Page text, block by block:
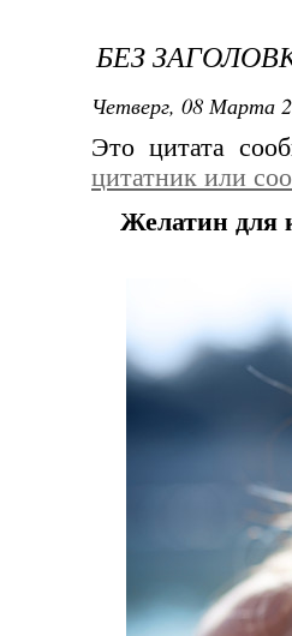
БЕЗ
Четверг, 08 Марта
Это цитата
цитатник или
Желатин для